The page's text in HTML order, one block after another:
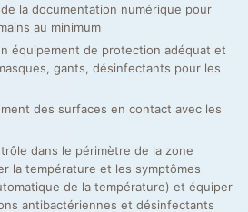
la documentation numérique pour
au minimum
équipement de protection adéquat et
gants, désinfectants pour les
des surfaces en contact avec les
dans le périmètre de la zone
la température et les symptômes
de la température) et équiper
antibactériennes et désinfectants